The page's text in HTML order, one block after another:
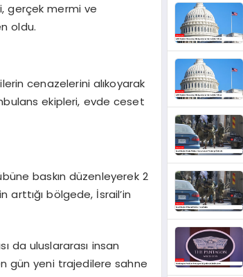
gerçek mermi ve
oldu.
cenazelerini alıkoyarak
ekipleri, evde ceset
baskın düzenleyerek 2
arttığı bölgede, İsrail’in
da uluslararası insan
gün yeni trajedilere sahne